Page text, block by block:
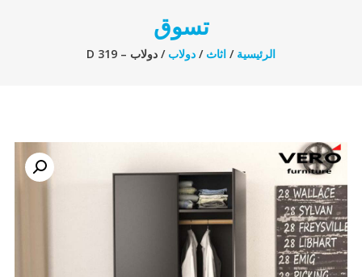
تسوق
الرئيسية / اثاث / دولاب / دولاب – D 319